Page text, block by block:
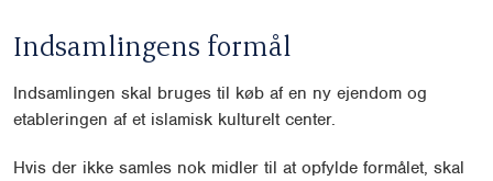
Indsamlingens formål
Indsamlingen skal bruges til køb af en ny ejendom og
etableringen af et islamisk kulturelt center.
Hvis der ikke samles nok midler til at opfylde formålet, skal